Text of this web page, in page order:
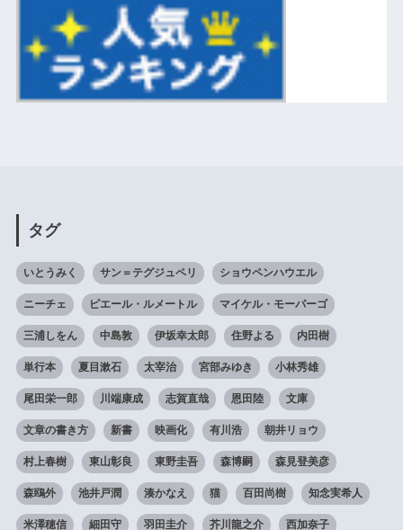
タグ
いとうみく サン＝テグジュペリ ショウペンハウエル
ニーチェ ピエール・ルメートル マイケル・モーパーゴ
三浦しをん 中島敦 伊坂幸太郎 住野よる 内田樹
単行本 夏目漱石 太宰治 宮部みゆき 小林秀雄
尾田栄一郎 川端康成 志賀直哉 恩田陸 文庫
文章の書き方 新書 映画化 有川浩 朝井リョウ
村上春樹 東山彰良 東野圭吾 森博嗣 森見登美彦
森鴎外 池井戸潤 湊かなえ 猫 百田尚樹 知念実希人
米澤穂信 細田守 羽田圭介 芥川龍之介 西加奈子